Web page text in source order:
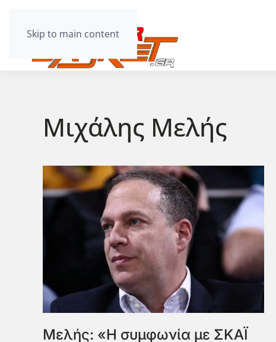
Skip to main content
Μιχάλης Μελής
Μελής: «Η συμφωνία με ΣΚΑΪ